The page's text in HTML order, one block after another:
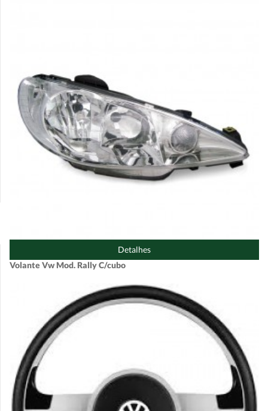
Detalhes
Volante Vw Mod. Rally C/cubo